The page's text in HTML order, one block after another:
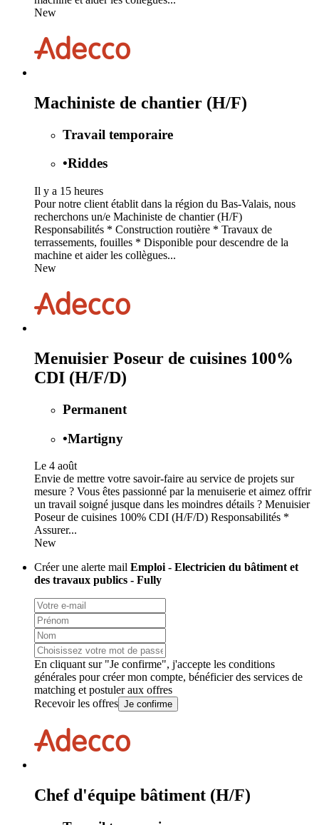
New
Machiniste de chantier (H/F)
Travail temporaire
•Riddes
Il y a 15 heures
Pour notre client établit dans la région du Bas-Valais, nous
recherchons un/e Machiniste de chantier (H/F)
Responsabilités * Construction routière * Travaux de
terrassements, fouilles * Disponible pour descendre de la
machine et aider les collègues...
New
Menuisier Poseur de cuisines 100%
CDI (H/F/D)
Permanent
•Martigny
Le 4 août
Envie de mettre votre savoir-faire au service de projets sur
mesure ? Vous êtes passionné par la menuiserie et aimez offrir
un travail soigné jusque dans les moindres détails ? Menuisier
Poseur de cuisines 100% CDI (H/F/D) Responsabilités *
Assurer...
New
Créer une alerte mail Emploi - Electricien du bâtiment et
des travaux publics - Fully
En cliquant sur "Je confirme", j'accepte les conditions
générales pour créer mon compte, bénéficier des services de
matching et postuler aux offres
Recevoir les offres Je confirme
Chef d'équipe bâtiment (H/F)